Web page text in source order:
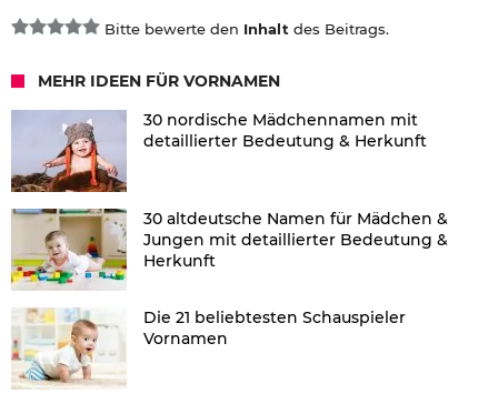
Bitte bewerte den Inhalt des Beitrags.
MEHR IDEEN FÜR VORNAMEN
30 nordische Mädchennamen mit
detaillierter Bedeutung & Herkunft
30 altdeutsche Namen für Mädchen &
Jungen mit detaillierter Bedeutung &
Herkunft
Die 21 beliebtesten Schauspieler
Vornamen